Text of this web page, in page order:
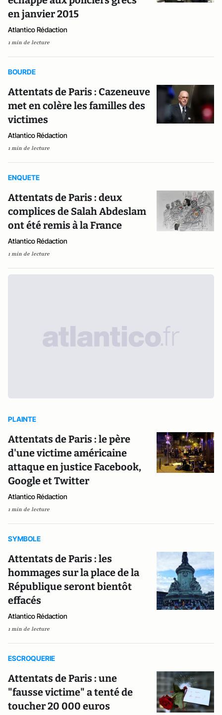
en janvier 2015
Atlantico Rédaction
1 min de lecture
BOURDE
Attentats de Paris : Cazeneuve
met en colère les familles des
victimes
Atlantico Rédaction
1 min de lecture
ENQUETE
Attentats de Paris : deux
complices de Salah Abdeslam
ont été remis à la France
Atlantico Rédaction
1 min de lecture
PLAINTE
Attentats de Paris : le père
d'une victime américaine
attaque en justice Facebook,
Google et Twitter
Atlantico Rédaction
1 min de lecture
SYMBOLE
Attentats de Paris : les
hommages sur la place de la
République seront bientôt
effacés
Atlantico Rédaction
1 min de lecture
ESCROQUERIE
Attentats de Paris : une
"fausse victime" a tenté de
toucher 20 000 euros